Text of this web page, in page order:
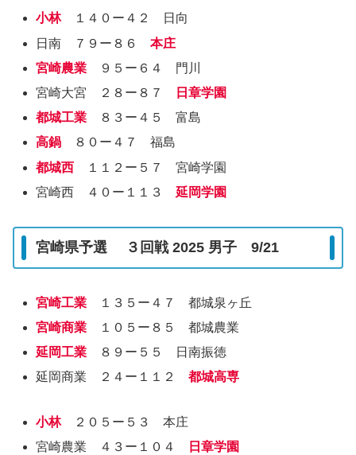
小林
１４０ー４２ 日向
日南 ７９ー８６本庄
宮崎農業
９５ー６４ 門川
宮崎大宮 ２８ー８７
日章学園
都城工業
８３ー４５ 富島
高鍋
８０ー４７ 福島
都城西
１１２ー５７ 宮崎学園
宮崎西 ４０ー１１３延岡学園
宮崎県予選 ３回戦 2025 男子 9/21
宮崎工業
１３５ー４７ 都城泉ヶ丘
宮崎商業 １０５ー８５ 都城農業
延岡工業
８９ー５５ 日南振徳
延岡商業 ２４ー１１２都城高専
小林
２０５ー５３ 本庄
宮崎農業 ４３ー１０４
日章学園